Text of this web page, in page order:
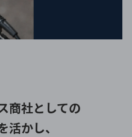
商社としての
活かし、